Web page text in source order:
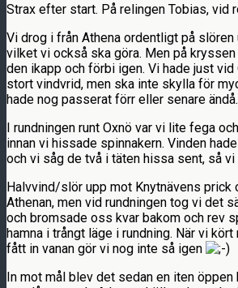
Strax efter start. På relingen Tobias, vid
Vi drog i från Athena ordentligt på slören
vilket vi också ska göra. Men på kryssen
den ikapp och förbi igen. Vi hade just
stort vindvrid, men ska inte skylla för
hade nog passerat förr eller senare ändå.
I rundningen runt Oxnö var vi lite fega
innan vi hissade spinnakern. Vinden
och vi såg de två i täten hissa sent, så
Halvvind/slör upp mot Knytnävens prick
Athenan, men vid rundningen tog vi det
och bromsade oss kvar bakom och rev
hamna i trångt läge i rundning. När vi
fått in vanan gör vi nog inte så igen
In mot mål blev det sedan en iten öppen